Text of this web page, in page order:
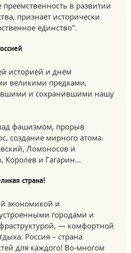
преемственность в развитии
признаёт исторически
единство".
историей и днём
великими предками,
и сохранившими нашу
фашизмом, прорыв
создание мирного атома.
Ломоносов и
Королев и Гагарин…
страна!
экономикой и
городами и
— комфортной
Россия – страна
для каждого! Во-многом